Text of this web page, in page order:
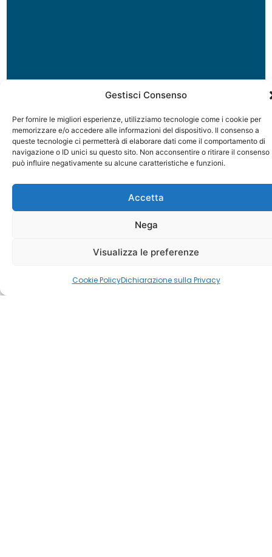
Gestisci Consenso
Per fornire le migliori esperienze, utilizziamo tecnologie come i cookie per
memorizzare e/o accedere alle informazioni del dispositivo. Il consenso a
queste tecnologie ci permetterà di elaborare dati come il comportamento di
navigazione o ID unici su questo sito. Non acconsentire o ritirare il consenso
può influire negativamente su alcune caratteristiche e funzioni.
Accetta
Nega
Visualizza le preferenze
Cookie PolicyDichiarazione sulla Privacy